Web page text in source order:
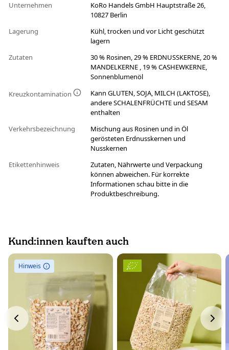
Unternehmen
KoRo Handels GmbH Hauptstraße 26,
10827 Berlin
Lagerung
Kühl, trocken und vor Licht geschützt
lagern
Zutaten
30 % Rosinen, 29 % ERDNUSSKERNE, 20 %
MANDELKERNE , 19 % CASHEWKERNE,
Sonnenblumenöl
Kreuzkontamination
Kann GLUTEN, SOJA, MILCH (LAKTOSE),
andere SCHALENFRÜCHTE und SESAM
enthalten
Verkehrsbezeichnung
Mischung aus Rosinen und in Öl
gerösteten Erdnusskernen und
Nusskernen
Etikettenhinweis
Zutaten, Nährwerte und Verpackung
können abweichen. Für korrekte
Informationen schau bitte in die
Produktbeschreibung.
Kund:innen kauften auch
Hinweis